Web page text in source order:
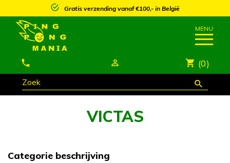
Gratis verzending vanaf €100,- in België
(0)
VICTAS
Categorie beschrijving